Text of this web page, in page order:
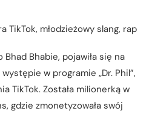
TikTok, młodzieżowy slang, rap
Bhad Bhabie, pojawiła się na
w programie „Dr. Phil”,
TikTok. Została milionerką w
gdzie zmonetyzowała swój